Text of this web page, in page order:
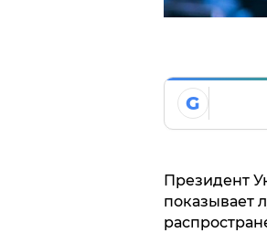
G
Президент
показывает